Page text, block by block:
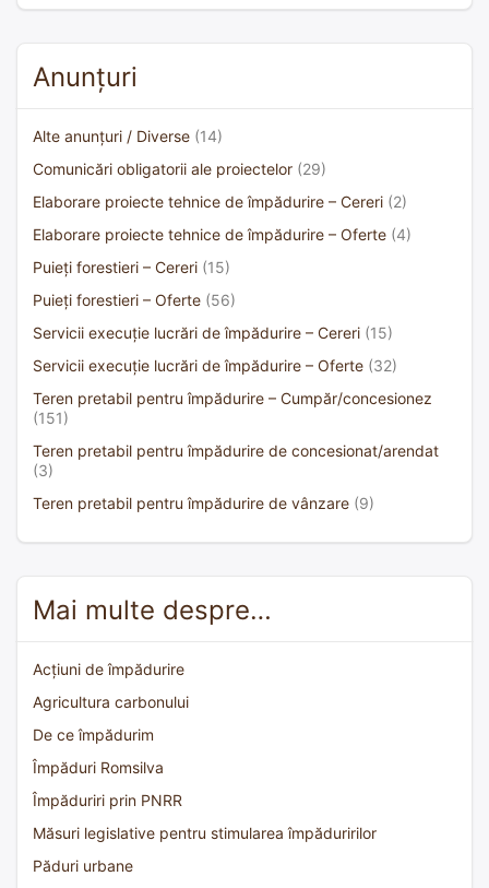
Anunțuri
Alte anunțuri / Diverse (14)
Comunicări obligatorii ale proiectelor (29)
Elaborare proiecte tehnice de împădurire – Cereri (2)
Elaborare proiecte tehnice de împădurire – Oferte (4)
Puieți forestieri – Cereri (15)
Puieți forestieri – Oferte (56)
Servicii execuție lucrări de împădurire – Cereri (15)
Servicii execuție lucrări de împădurire – Oferte (32)
Teren pretabil pentru împădurire – Cumpăr/concesionez
(151)
Teren pretabil pentru împădurire de concesionat/arendat
(3)
Teren pretabil pentru împădurire de vânzare (9)
Mai multe despre…
Acțiuni de împădurire
Agricultura carbonului
De ce împădurim
Împăduri Romsilva
Împăduriri prin PNRR
Măsuri legislative pentru stimularea împăduririlor
Păduri urbane